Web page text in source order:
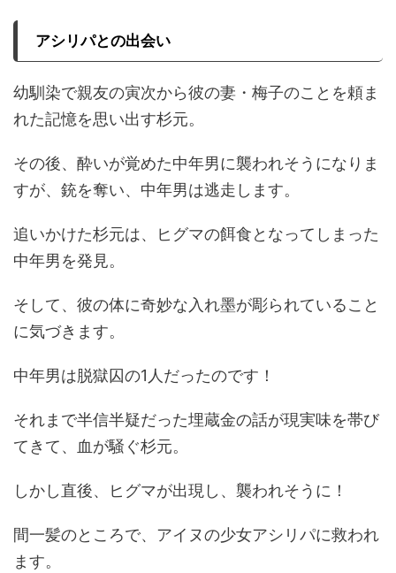
アシリパとの出会い
幼馴染で親友の寅次から彼の妻・梅子のことを頼ま
れた記憶を思い出す杉元。
その後、酔いが覚めた中年男に襲われそうになりま
すが、銃を奪い、中年男は逃走します。
追いかけた杉元は、ヒグマの餌食となってしまった
中年男を発見。
そして、彼の体に奇妙な入れ墨が彫られていること
に気づきます。
中年男は脱獄囚の1 人だったのです！
それまで半信半疑だった埋蔵金の話が現実味を帯び
てきて、血が騒ぐ杉元。
しかし直後、ヒグマが出現し、襲われそうに！
間一髪のところで、アイヌの少女アシリパに救われ
ます。